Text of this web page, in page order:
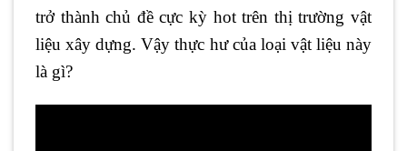
trở thành chủ đề cực kỳ hot trên thị trường vật
liệu xây dựng. Vậy thực hư của loại vật liệu này
là gì?